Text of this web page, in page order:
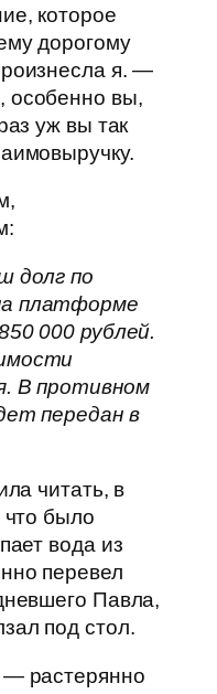
которое
дорогому
я. —
особенно вы,
уж вы так
долг по
платформе
000 рублей.
В противном
передан в
читать, в
что было
вода из
перевел
Павла,
под стол.
растерянно